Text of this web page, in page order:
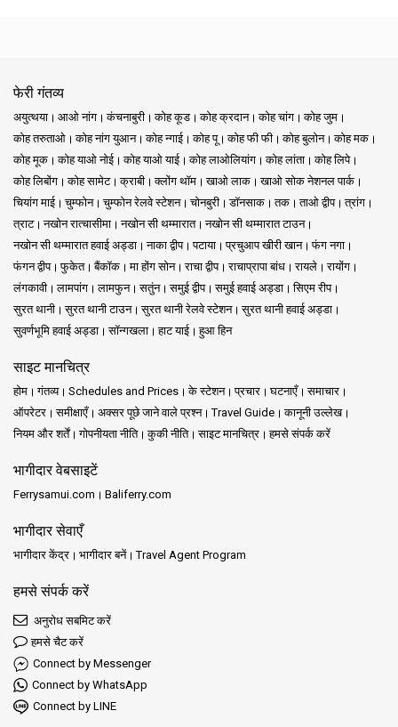
फेरी गंतव्य
अयुत्थया आओ नांग कंचनाबुरी कोह कूड कोह क्रदान कोह चांग
कोह जुम
कोह तरुताओ
कोह नांग युआन कोह न्गाई कोह पू कोह फी फी कोह बुलोन
कोह मक
कोह मूक
कोह याओ नोई कोह याओ याई कोह लाओलियांग कोह लांता
कोह लिपे
कोह लिबोंग
कोह सामेट क्राबी क्लोंग थॉम खाओ लाक
खाओ सोक नेशनल पार्क
चियांग माई
चुम्फोन चुम्फोन रेलवे स्टेशन चोनबुरी डॉनसाक तक ताओ द्वीप
त्रांग
त्राट
नखोन रात्चासीमा नखोन सी थम्मारात
नखोन सी थम्मारात टाउन
नखोन सी थम्मारात हवाई अड्डा
नाका द्वीप पटाया प्रचुआप खीरी खान
फंग नगा
फंगन द्वीप
फुकेत बैंकॉक मा होंग सोन राचा द्वीप राचाप्रापा बांध रायले
रायोंग
लंगकावी
लामपांग लामफुन सतुंन समुई द्वीप समुई हवाई अड्डा
सिएम रीप
सुरत थानी
सुरत थानी टाउन सुरत थानी रेलवे स्टेशन
सुरत थानी हवाई अड्डा
सुवर्णभूमि हवाई अड्डा
सॉन्गखला हाट याई हुआ हिन
साइट मानचित्र
होम गंतव्य Schedules and Prices के स्टेशन प्रचार घटनाएँ
समाचार
ऑपरेटर
समीक्षाएँ अक्सर पूछे जाने वाले प्रश्न Travel Guide
कानूनी उल्लेख
नियम और शर्तें
गोपनीयता नीति कुकी नीति साइट मानचित्र हमसे संपर्क करें
भागीदार वेबसाइटें
Ferrysamui.com Baliferry.com
भागीदार सेवाएँ
भागीदार केंद्र भागीदार बनें Travel Agent Program
हमसे संपर्क करें
अनुरोध सबमिट करें
हमसे चैट करें
Connect by Messenger
Connect by WhatsApp
Connect by LINE